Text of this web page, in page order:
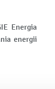
Energia
energii